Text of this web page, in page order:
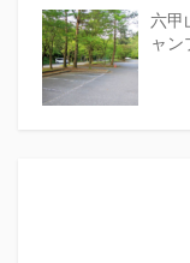
六甲
ャン